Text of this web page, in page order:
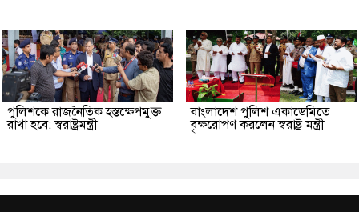
পুলিশকে রাজনৈতিক হস্তক্ষেপমুক্ত
রাখা হবে: স্বরাষ্ট্রমন্ত্রী
বাংলাদেশ পুলিশ একাডেমিতে
বৃক্ষরোপণ করলেন স্বরাষ্ট্র মন্ত্রী